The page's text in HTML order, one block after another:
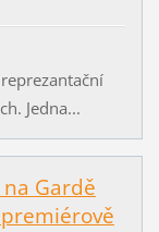
Jedna...
Gardě